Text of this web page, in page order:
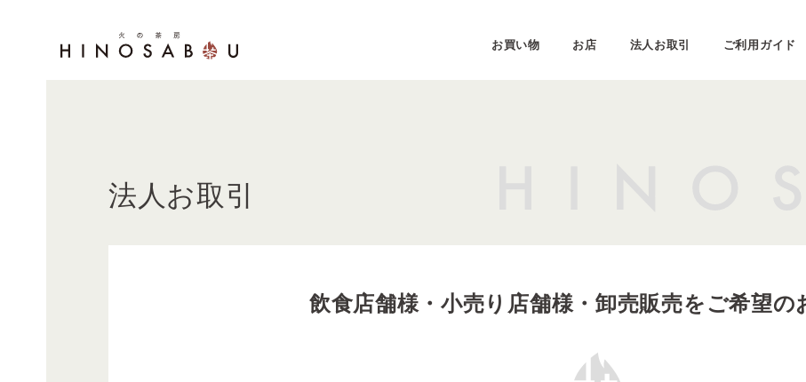
お買い物 お店 法人お取引 ご利用ガイド
法人お取引
飲食店舗様・小売り店舗様・ 卸売販売をご希望の